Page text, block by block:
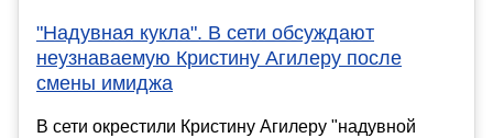
"Надувная кукла". В сети обсуждают
неузнаваемую Кристину Агилеру после
смены имиджа
В сети окрестили Кристину Агилеру "надувной